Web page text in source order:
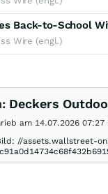
Back-to-School
Wire (engl.)
Deckers
am 14.07.2026 07:27
//assets.wallstreet-